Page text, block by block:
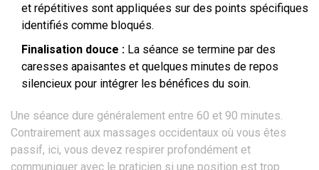
et répétitives sont appliquées sur des points spécifiques
identifiés comme bloqués.
Finalisation douce : La séance se termine par des
caresses apaisantes et quelques minutes de repos
silencieux pour intégrer les bénéfices du soin.
Une séance dure généralement entre 60 et 90 minutes.
Contrairement aux massages occidentaux où vous êtes
passif, ici, vous devez respirer profondément et
communiquer avec le praticien si une position est trop